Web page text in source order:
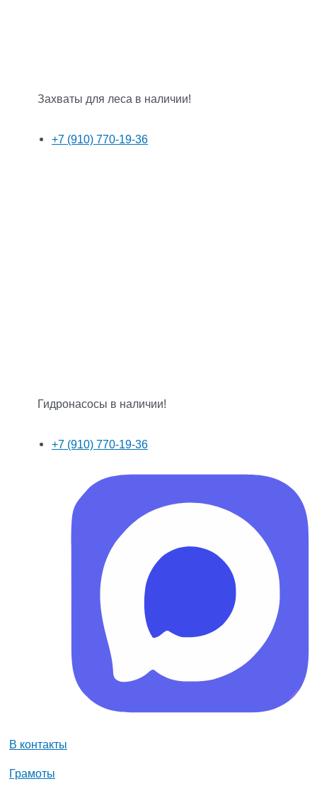
Захваты для леса в наличии!
+7 (910) 770-19-36
Гидронасосы в наличии!
+7 (910) 770-19-36
В контакты
Грамоты